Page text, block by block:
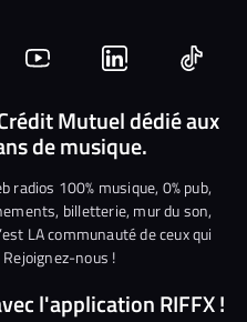
Nous
rejoindre
sur
YouTube
Nous
rejoindre
sur
Linkedin
Nous
Mutuel dédié aux
de musique.
100% musique, 0% pub,
billetterie, mur du son,
LA communauté de ceux qui
nous !
l'application RIFFX !